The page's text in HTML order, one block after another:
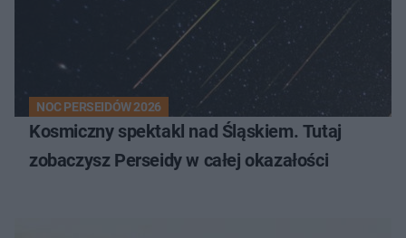
NOC PERSEIDÓW 2026
Kosmiczny spektakl nad Śląskiem. Tutaj
zobaczysz Perseidy w całej okazałości